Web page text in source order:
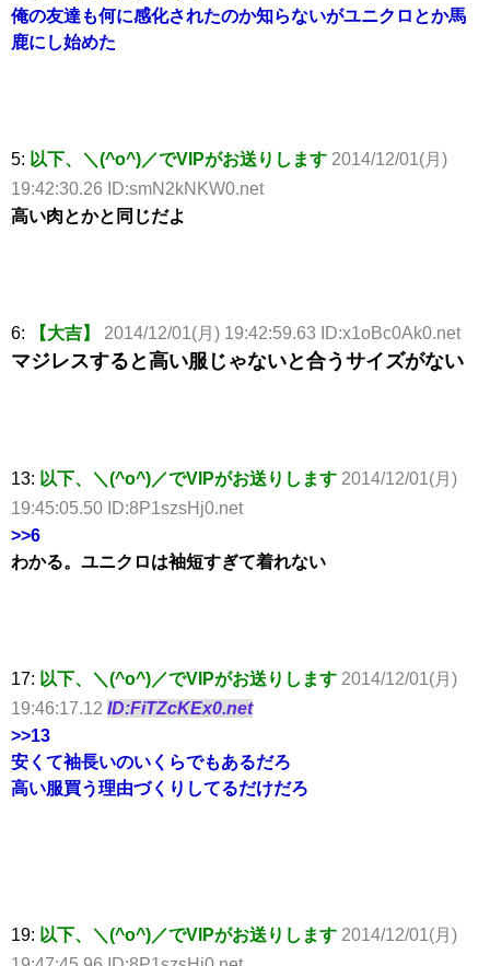
俺の友達も何に感化されたのか知らないがユニクロとか馬
鹿にし始めた
5: 以下、＼(^o^)／でVIPがお送りします 2014/12/01(月)
19:42:30.26 ID:smN2kNKW0.net
高い肉とかと同じだよ
6: 【大吉】 2014/12/01(月) 19:42:59.63 ID:x1oBc0Ak0.net
マジレスすると高い服じゃないと合うサイズがない
13: 以下、＼(^o^)／でVIPがお送りします 2014/12/01(月)
19:45:05.50 ID:8P1szsHj0.net
>>6
わかる。ユニクロは袖短すぎて着れない
17: 以下、＼(^o^)／でVIPがお送りします 2014/12/01(月)
19:46:17.12 ID:FiTZcKEx0.net
>>13
安くて袖長いのいくらでもあるだろ
高い服買う理由づくりしてるだけだろ
19: 以下、＼(^o^)／でVIPがお送りします 2014/12/01(月)